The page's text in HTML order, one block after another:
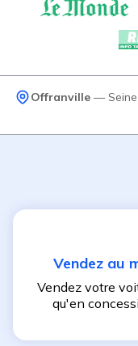
Offranville —
Vendez au
Vendez votre
qu'en